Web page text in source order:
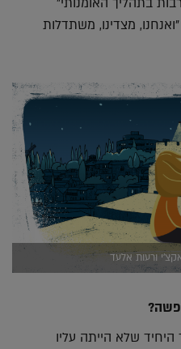
מצדינו, משתדלות
ורעות אלעד
שלא הייתה עליו